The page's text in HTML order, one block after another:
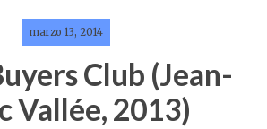
marzo 13, 2014
Club (Jean-
Vallée, 2013)